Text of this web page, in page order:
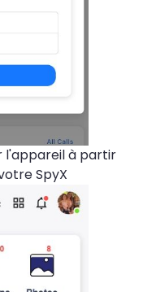
l'appareil à partir
SpyX